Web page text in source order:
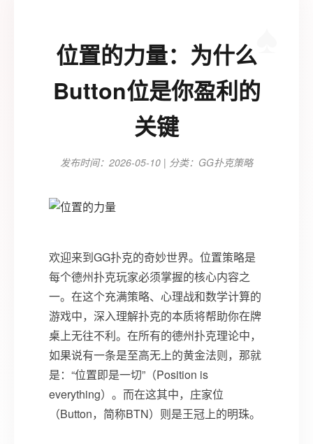
位置的力量：为什么
Button位是你盈利的
关键
发布时间：2026-05-10 | 分类：GG扑克策略
欢迎来到GG扑克的奇妙世界。位置策略是
每个德州扑克玩家必须掌握的核心内容之
一。在这个充满策略、心理战和数学计算的
游戏中，深入理解扑克的本质将帮助你在牌
桌上无往不利。在所有的德州扑克理论中，
如果说有一条是至高无上的黄金法则，那就
是：“位置即是一切”（Position is
everything）。而在这其中，庄家位
（Button，简称BTN）则是王冠上的明珠。